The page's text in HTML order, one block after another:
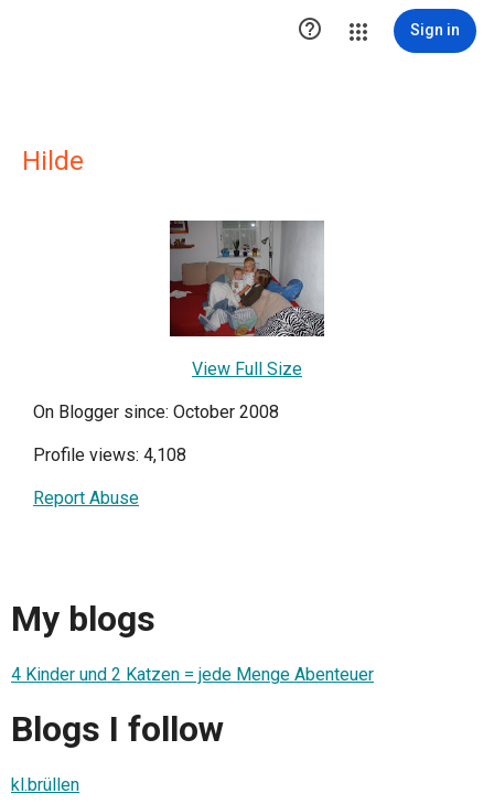
 Sign in
Hilde
View Full Size
On Blogger since: October 2008
Profile views: 4,108
Report Abuse
My blogs
4 Kinder und 2 Katzen = jede Menge Abenteuer
Blogs I follow
kl.brüllen